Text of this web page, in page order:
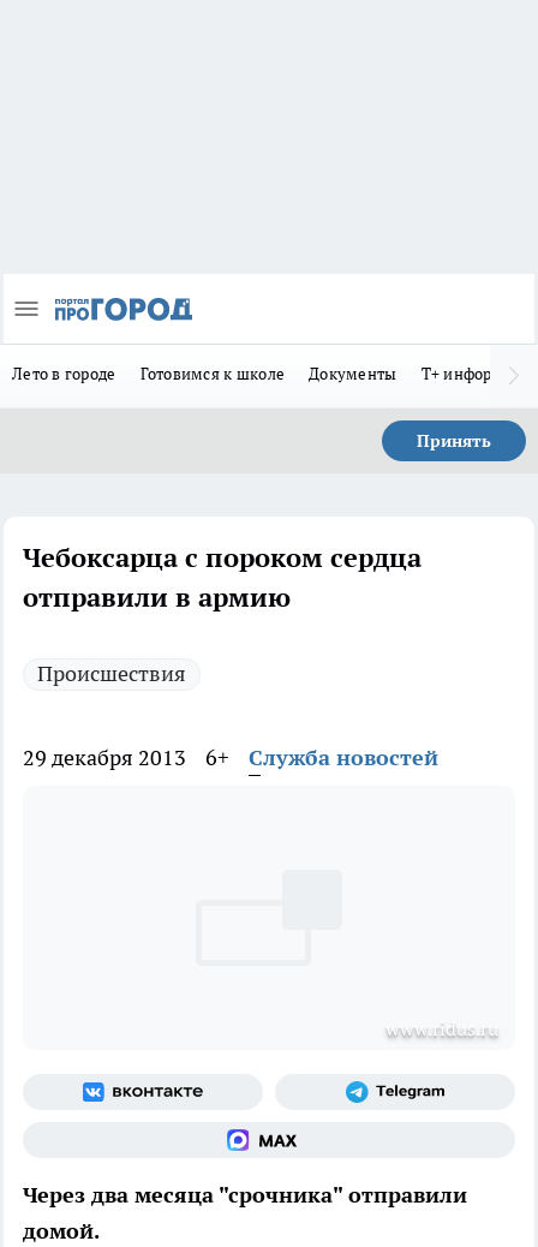
Лето в городе Готовимся к школе Документы Т+
Принять
Чебоксарца с пороком сердца
отправили в армию
Происшествия
29 декабря 2013 6+ Служба новостей
www.ridus.ru
Через два месяца "срочника" отправили
домой.